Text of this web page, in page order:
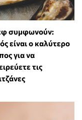
συμφωνούν:
είναι ο καλύτερο
για να
τις